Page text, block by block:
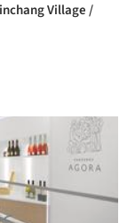
Village /